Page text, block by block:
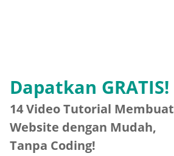
Dapatkan GRATIS!
14 Video Tutorial Membuat
Website dengan Mudah,
Tanpa Coding!